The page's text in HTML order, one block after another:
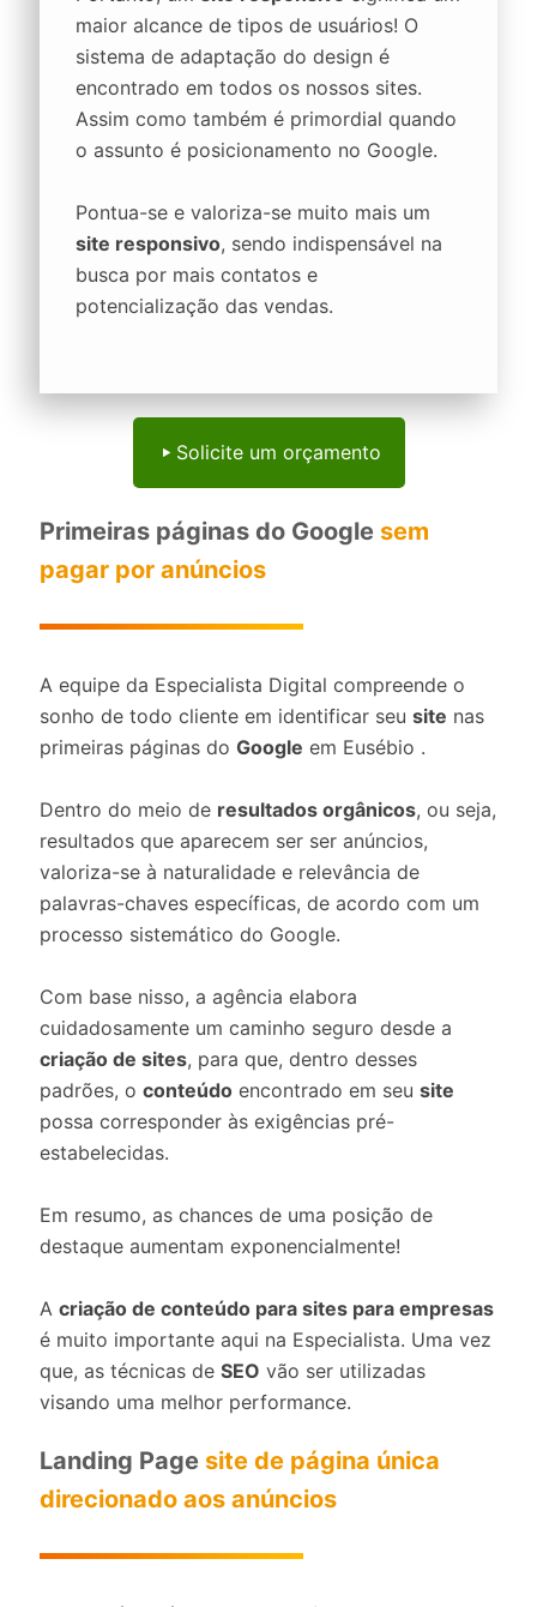
maior alcance de tipos de usuários! O
sistema de adaptação do design é
encontrado em todos os nossos sites.
Assim como também é primordial quando
o assunto é posicionamento no Google.
Pontua-se e valoriza-se muito mais um
site responsivo, sendo indispensável na
busca por mais contatos e
potencialização das vendas.
Solicite um orçamento
Primeiras páginas do Google sem
pagar por anúncios
A equipe da Especialista Digital compreende o
sonho de todo cliente em identificar seu site nas
primeiras páginas do Google em Eusébio .
Dentro do meio de resultados orgânicos, ou seja,
resultados que aparecem ser ser anúncios,
valoriza-se à naturalidade e relevância de
palavras-chaves específicas, de acordo com um
processo sistemático do Google.
Com base nisso, a agência elabora
cuidadosamente um caminho seguro desde a
criação de sites, para que, dentro desses
padrões, o conteúdo encontrado em seu site
possa corresponder às exigências pré-
estabelecidas.
Em resumo, as chances de uma posição de
destaque aumentam exponencialmente!
A criação de conteúdo para sites para empresas
é muito importante aqui na Especialista. Uma vez
que, as técnicas de SEO vão ser utilizadas
visando uma melhor performance.
Landing Page site de página única
direcionado aos anúncios